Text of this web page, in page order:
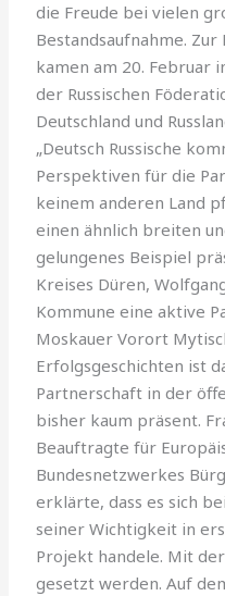
die Freude bei vielen
Bestandsaufnahme.
kamen am 20. Februar
der Russischen
Deutschland und
„Deutsch Russische
Perspektiven für die
keinem anderen Land
einen ähnlich breiten
gelungenes Beispiel
Kreises Düren,
Kommune eine aktive
Moskauer Vorort
Erfolgsgeschichten ist
Partnerschaft in der
bisher kaum präsent.
Beauftragte für
Bundesnetzwerkes
erklärte, dass es sich
seiner Wichtigkeit in
Projekt handele. Mit
gesetzt werden. Auf